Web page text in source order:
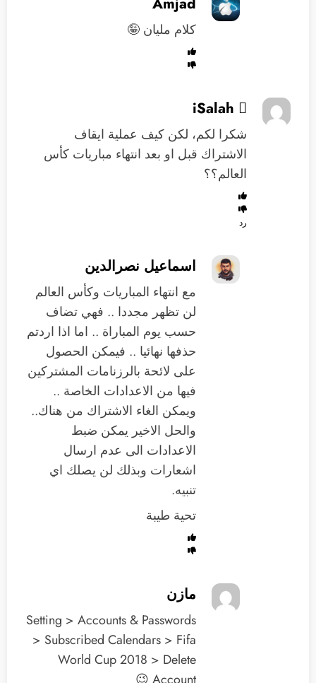
كلام مليان 🤪
iSalah 
شكرا لكم، لكن كيف عملية ايقاف
الاشتراك قبل او بعد انتهاء مباريات كأس
العالم؟؟
رد
اسماعيل نصرالدين
مع انتهاء المباريات وكأس العالم
لن تظهر مجددا .. فهي تضاف
حسب يوم المباراة .. اما اذا اردتم
حذفها نهائيا .. فيمكن الحصول
على لائحة بالرزنامات المشتركين
فيها من الاعدادات الخاصة ..
ويمكن الغاء الاشتراك من هناك..
والحل الاخير يمكن ضبط
الاعدادات الى عدم ارسال
اشعارات وبذلك لن يصلك اي
تنبيه.
تحية طيبة
مازن
Setting > Accounts & Passwords
> Subscribed Calendars > Fifa
World Cup 2018 > Delete